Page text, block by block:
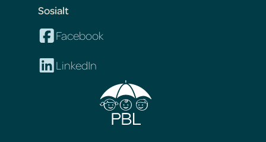
Sosialt
Facebook
LinkedIn